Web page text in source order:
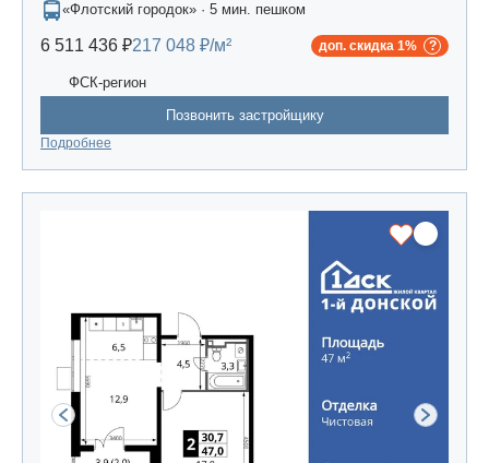
«Флотский городок» · 5 мин. пешком
6 511 436 ₽217 048 ₽/м² доп. скидка 1%
ФСК-регион
Позвонить застройщику
Подробнее